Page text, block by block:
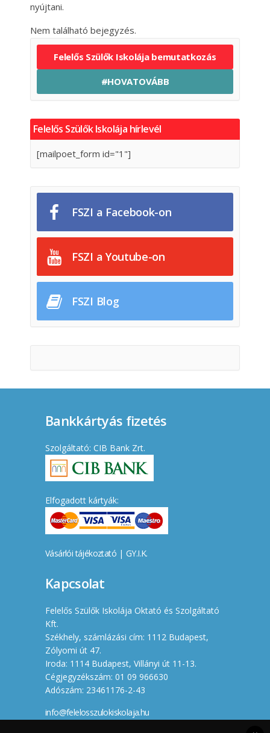
nyújtani.
Nem található bejegyzés.
Felelős Szülők Iskolája bemutatkozás
#HOVATOVÁBB
Felelős Szülők Iskolája hírlevél
[mailpoet_form id="1"]
FSZI a Facebook-on
FSZI a Youtube-on
FSZI Blog
Bankkártyás fizetés
Szolgáltató: CIB Bank Zrt.
Elfogadott kártyák:
Vásárlói tájékoztató | GY.I.K.
Kapcsolat
Felelős Szülők Iskolája Oktató és Szolgáltató
Kft.
Székhely, számlázási cím: 1112 Budapest,
Zólyomi út 47.
Iroda: 1114 Budapest, Villányi út 11-13.
Cégjegyzékszám: 01 09 966630
Adószám: 23461176-2-43
info@felelosszulokiskolaja.hu